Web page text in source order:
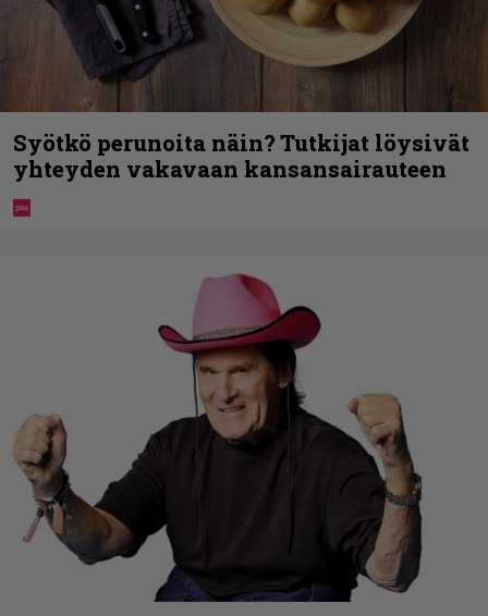
Syötkö perunoita näin? Tutkijat löysivät
yhteyden vakavaan kansansairauteen